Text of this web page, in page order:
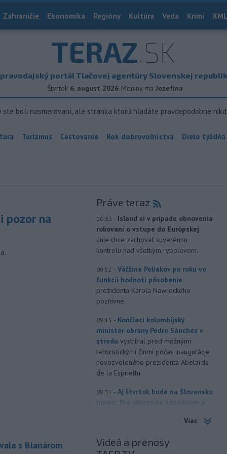
Zahraničie Ekonomika Regióny Kultúra Veda Krimi
TERAZ.SK
portál Tlačovej agentúry Slovenskej
Štvrtok 6. august 2026 Meniny má Jozefína
ste boli nasmerovaní, ale stránka ktorú hľadáte pravdepodobne
Turizmus Cestovanie Rok dobrovoľníctva Dielo týždňa
pozor na
s Blanárom
Práve teraz
10:31 - Island si v prípade obnovenia
rokovaní o vstupe do Európskej
únie chce zachovať suverénnu
kontrolu nad všetkým rybolovom.
09:52 - Väčšina Poliakov po roku vo
funkcii hodnotí pôsobenie
prezidenta Karola Nawrockého
pozitívne.
09:15 - Končiaci kolumbijský
minister obrany Pedro Sánchez v
stredu vystríhal pred možnými
teroristickými činmi počas inaugurácie
novozvoleného prezidenta Abelarda
de la Espriellu.
08:31 - Aj štvrtok bude na Slovensku
horúci. Pre okresy na západnom a
strede a na východe krajiny vydal
(SHMÚ) výstrahy tretieho stupňa pred
Viac
Videá a prenosy